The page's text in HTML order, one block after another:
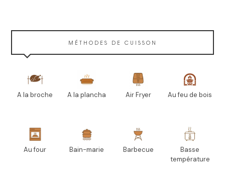
MÉTHODES DE CUISSON
A la broche A la plancha Air Fryer Au feu de bois
Au four Bain-marie Barbecue
Basse
température